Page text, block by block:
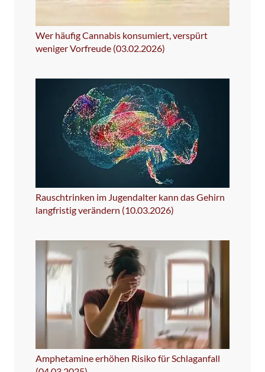
Wer häufig Cannabis konsumiert, verspürt
weniger Vorfreude (03.02.2026)
Rauschtrinken im Jugendalter kann das Gehirn
langfristig verändern (10.03.2026)
Amphetamine erhöhen Risiko für Schlaganfall